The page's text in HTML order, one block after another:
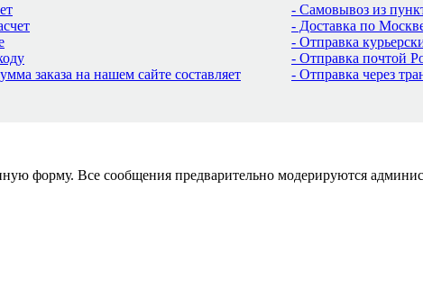
заказа на нашем сайте составляет
- Самовывоз из
- Доставка по
- Отправка
- Отправка почтой
- Отправка через
форму. Все сообщения предварительно модерируются